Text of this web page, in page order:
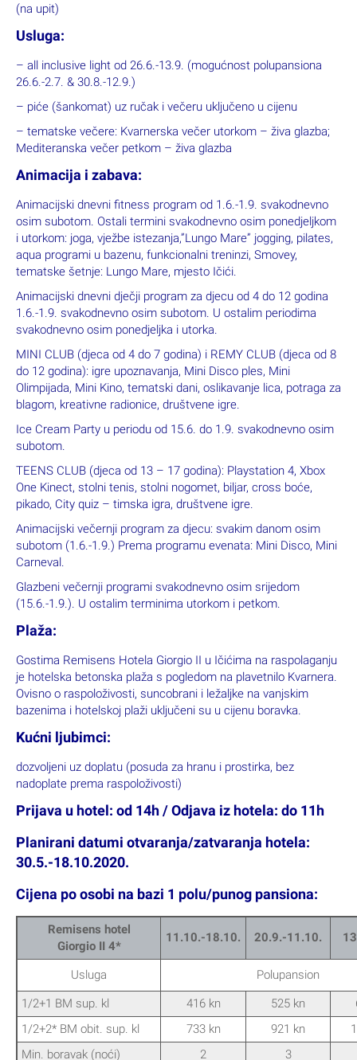
(na upit)
Usluga:
– all inclusive light od 26.6.-13.9. (mogućnost polupansiona
26.6.-2.7. & 30.8.-12.9.)
– piće (šankomat) uz ručak i večeru uključeno u cijenu
– tematske večere: Kvarnerska večer utorkom – živa glazba;
Mediteranska večer petkom – živa glazba
Animacija i zabava:
Animacijski dnevni fitness program od 1.6.-1.9. svakodnevno
osim subotom. Ostali termini svakodnevno osim ponedjeljkom
i utorkom: joga, vježbe istezanja,”Lungo Mare” jogging, pilates,
aqua programi u bazenu, funkcionalni treninzi, Smovey,
tematske šetnje: Lungo Mare, mjesto Ičići.
Animacijski dnevni dječji program za djecu od 4 do 12 godina
1.6.-1.9. svakodnevno osim subotom. U ostalim periodima
svakodnevno osim ponedjeljka i utorka.
MINI CLUB (djeca od 4 do 7 godina) i REMY CLUB (djeca od 8
do 12 godina): igre upoznavanja, Mini Disco ples, Mini
Olimpijada, Mini Kino, tematski dani, oslikavanje lica, potraga za
blagom, kreativne radionice, društvene igre.
Ice Cream Party u periodu od 15.6. do 1.9. svakodnevno osim
subotom.
TEENS CLUB (djeca od 13 – 17 godina): Playstation 4, Xbox
One Kinect, stolni tenis, stolni nogomet, biljar, cross boće,
pikado, City quiz – timska igra, društvene igre.
Animacijski večernji program za djecu: svakim danom osim
subotom (1.6.-1.9.) Prema programu evenata: Mini Disco, Mini
Carneval.
Glazbeni večernji programi svakodnevno osim srijedom
(15.6.-1.9.). U ostalim terminima utorkom i petkom.
Plaža:
Gostima Remisens Hotela Giorgio II u Ičićima na raspolaganju
je hotelska betonska plaža s pogledom na plavetnilo Kvarnera.
Ovisno o raspoloživosti, suncobrani i ležaljke na vanjskim
bazenima i hotelskoj plaži uključeni su u cijenu boravka.
Kućni ljubimci:
dozvoljeni uz doplatu (posuda za hranu i prostirka, bez
nadoplate prema raspoloživosti)
Prijava u hotel: od 14h / Odjava iz hotela: do 11h
Planirani datumi otvaranja/zatvaranja hotela:
30.5.-18.10.2020.
Cijena po osobi na bazi 1 polu/punog pansiona:
Remisens hotel
Giorgio II 4*
11.10.-18.10. 20.9.-11.10.
Usluga
Polupansion
1/2+1 BM sup. kl
416 kn 525 kn
1/2+2* BM obit. sup. kl
733 kn 921 kn
Min. boravak (noći)
2 3